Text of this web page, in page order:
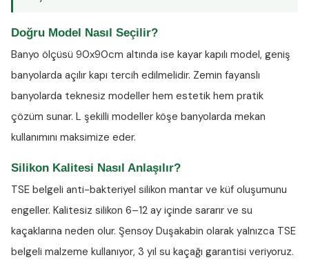
Doğru Model Nasıl Seçilir?
Banyo ölçüsü 90x90cm altında ise kayar kapılı model, geniş
banyolarda açılır kapı tercih edilmelidir. Zemin fayanslı
banyolarda teknesiz modeller hem estetik hem pratik
çözüm sunar. L şekilli modeller köşe banyolarda mekan
kullanımını maksimize eder.
Silikon Kalitesi Nasıl Anlaşılır?
TSE belgeli anti-bakteriyel silikon mantar ve küf oluşumunu
engeller. Kalitesiz silikon 6–12 ay içinde sararır ve su
kaçaklarına neden olur. Şensoy Duşakabin olarak yalnızca TSE
belgeli malzeme kullanıyor, 3 yıl su kaçağı garantisi veriyoruz.